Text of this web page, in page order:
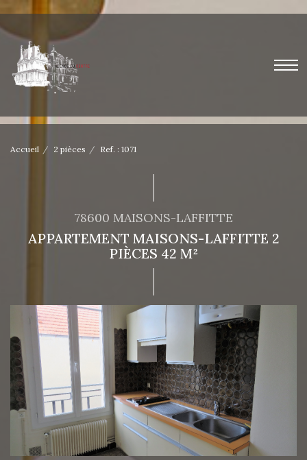
Accueil 2 pièces Ref. : 1071
78600 MAISONS-LAFFITTE
APPARTEMENT MAISONS-LAFFITTE 2
PIÈCES 42 M²